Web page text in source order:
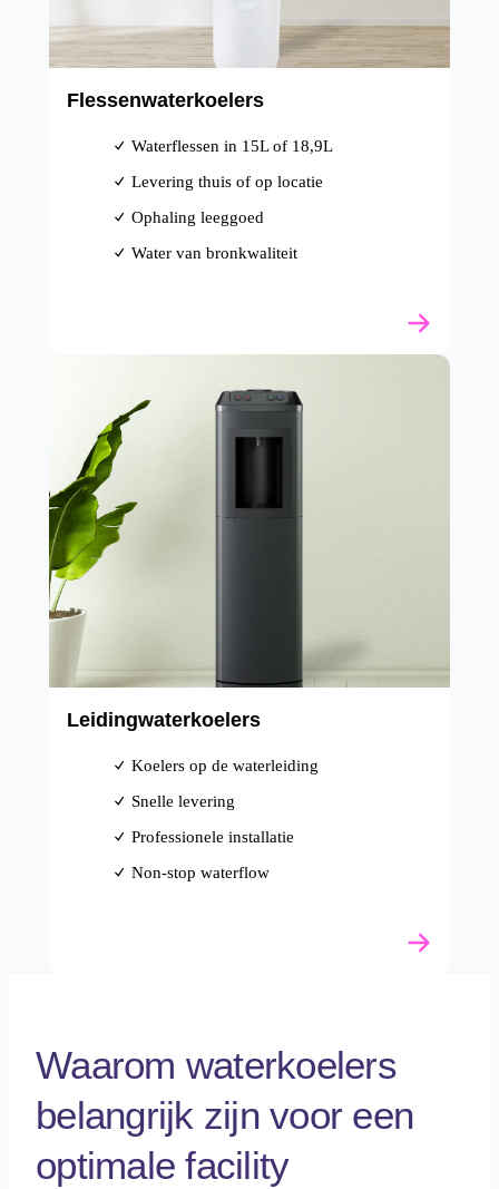
Flessenwaterkoelers
Waterflessen in 15L of 18,9L
Levering thuis of op locatie
Ophaling leeggoed
Water van bronkwaliteit
Leidingwaterkoelers
Koelers op de waterleiding
Snelle levering
Professionele installatie
Non-stop waterflow
Waarom waterkoelers
belangrijk zijn voor een
optimale facility